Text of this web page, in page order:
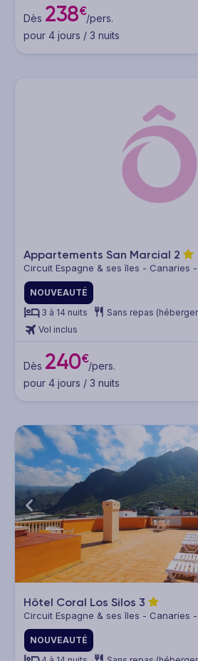
Dès 238€/pers.
pour 4 jours / 3 nuits
Appartements San Marcial 2
Circuit Espagne & ses îles - Canaries
NOUVEAUTÉ
3 à 14 nuits
Sans repas
Vol inclus
Dès 240€/pers.
pour 4 jours / 3 nuits
Hôtel Coral Los Silos 3
Circuit Espagne & ses îles - Canaries
NOUVEAUTÉ